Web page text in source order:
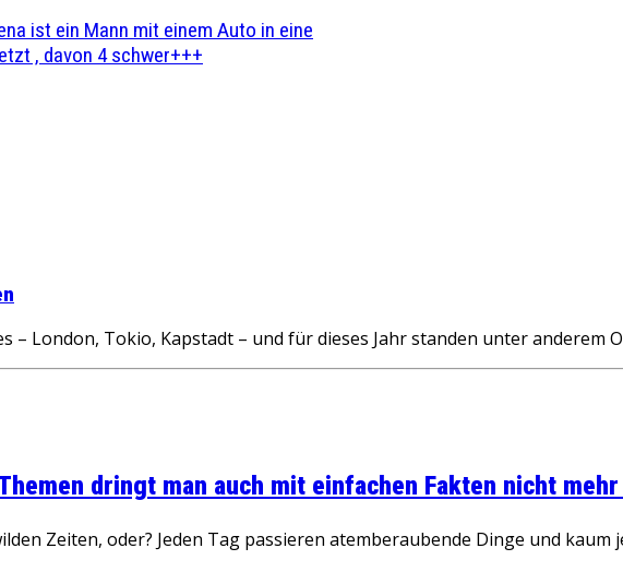
ist ein Mann mit einem Auto in eine
, davon 4 schwer+++
– London, Tokio, Kapstadt – und für dieses Jahr standen unter
dringt man auch mit einfachen Fakten nicht
Zeiten, oder? Jeden Tag passieren atemberaubende Dinge und kaum